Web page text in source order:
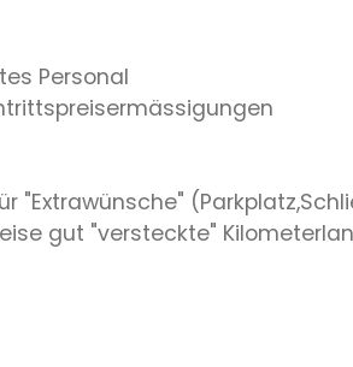
Personal
"Extrawünsche"
gut "versteckte"